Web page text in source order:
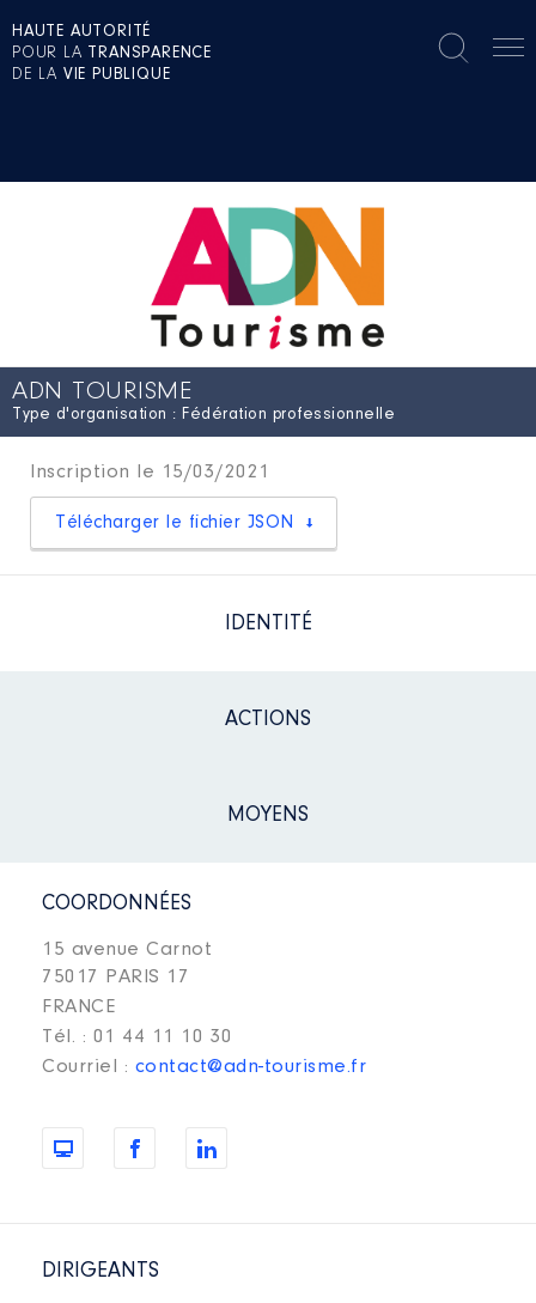
HAUTE AUTORITÉ
POUR LA TRANSPARENCE
DE LA VIE PUBLIQUE
ADN TOURISME
Type d'organisation : Fédération professionnelle
Inscription le 15/03/2021
Télécharger le fichier JSON
IDENTITÉ
ACTIONS
MOYENS
COORDONNÉES
15 avenue Carnot
75017 PARIS 17
FRANCE
Tél. : 01 44 11 10 30
Courriel : contact@adn-tourisme.fr
DIRIGEANTS